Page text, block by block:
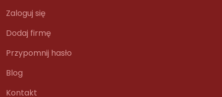
Zaloguj się
Dodaj firmę
Przypomnij hasło
Blog
Kontakt